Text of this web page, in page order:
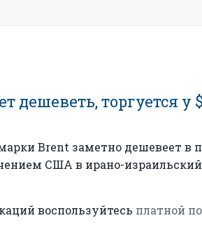
торгуется у
Brent заметно дешевеет в
США в ирано-
воспользуйтесь платной